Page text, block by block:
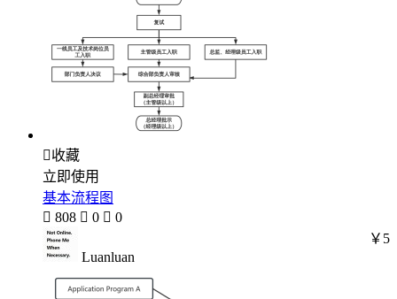
收藏
立即使用
基本流程图
 808  0  0
Luanluan
￥5